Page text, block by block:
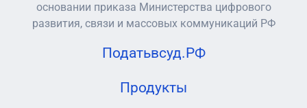
основании приказа Министерства цифрового
развития, связи и массовых коммуникаций РФ
Податьвсуд.РФ
Продукты